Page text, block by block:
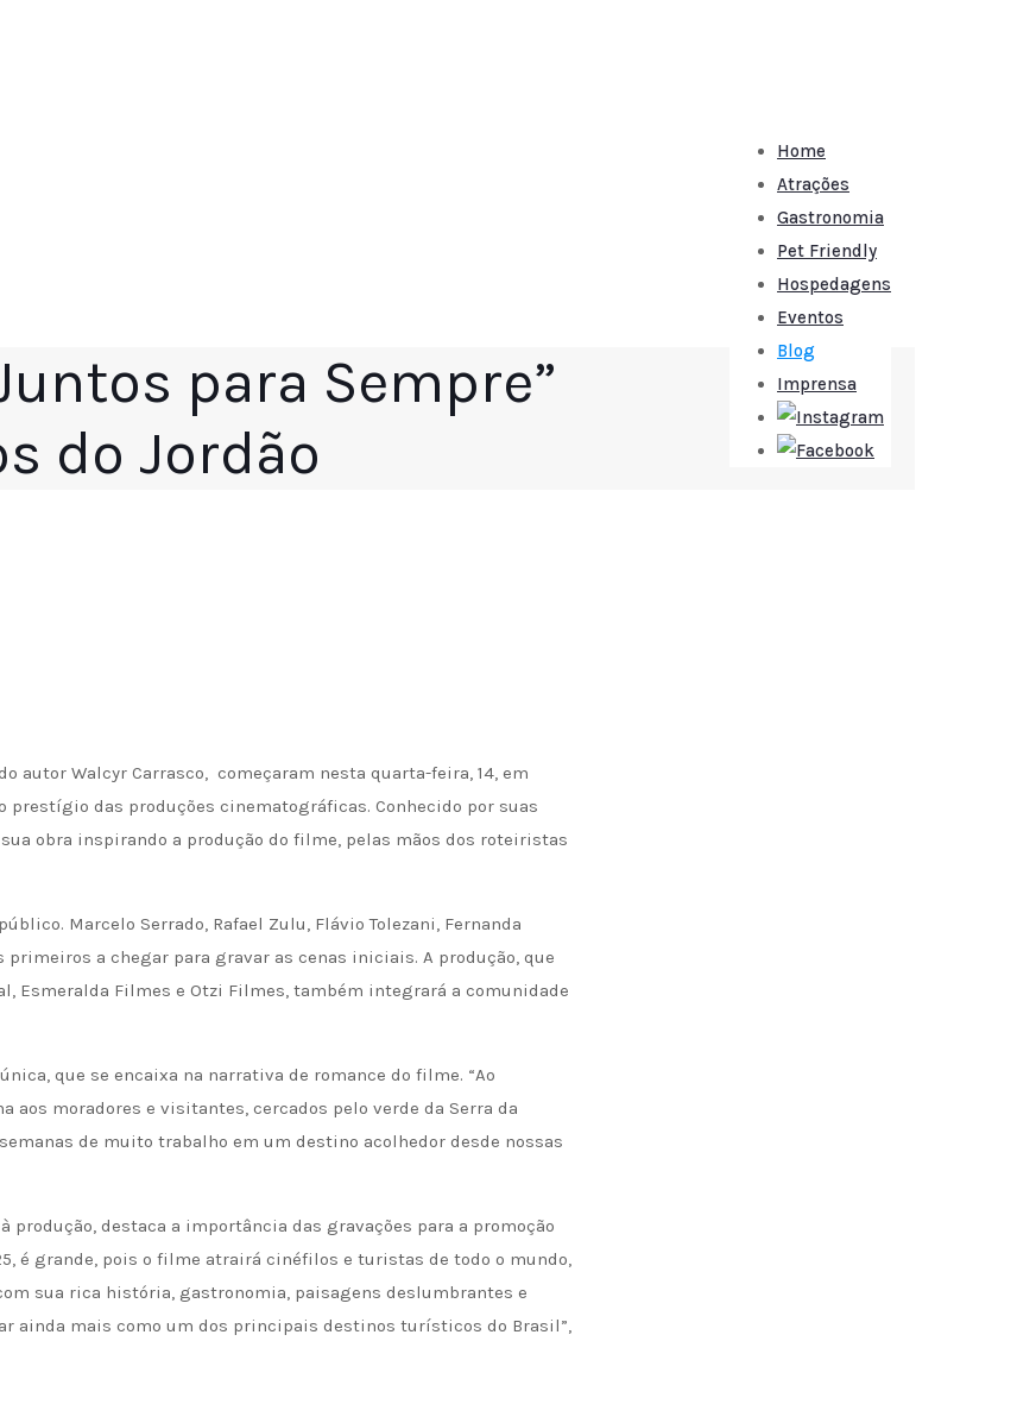
Home
Atrações
Gastronomia
Pet Friendly
Hospedagens
Eventos
Blog
Imprensa
para Sempre”
do Jordão
autor Walcyr Carrasco, começaram nesta quarta-feira, 14, em
prestígio das produções cinematográficas. Conhecido por suas
sua obra inspirando a produção do filme, pelas mãos dos roteiristas
Marcelo Serrado, Rafael Zulu, Flávio Tolezani, Fernanda
a chegar para gravar as cenas iniciais. A produção, que
Esmeralda Filmes e Otzi Filmes, também integrará a comunidade
que se encaixa na narrativa de romance do filme. “Ao
aos moradores e visitantes, cercados pelo verde da Serra da
de muito trabalho em um destino acolhedor desde nossas
produção, destaca a importância das gravações para a promoção
é grande, pois o filme atrairá cinéfilos e turistas de todo o mundo,
sua rica história, gastronomia, paisagens deslumbrantes e
ainda mais como um dos principais destinos turísticos do Brasil”,